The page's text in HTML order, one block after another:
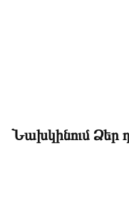
Նախկինում Ձեր